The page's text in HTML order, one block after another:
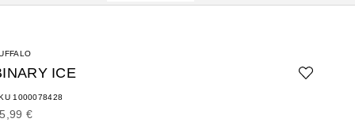
ICE
1000078428
de oferta
€